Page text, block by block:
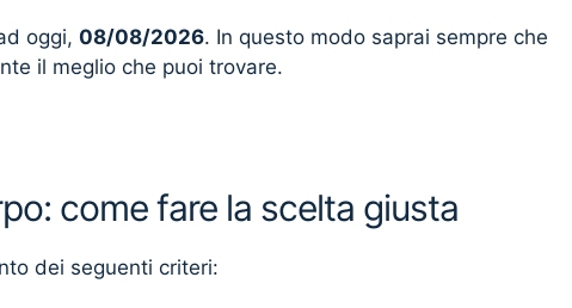
oggi, 08/08/2026. In questo modo saprai sempre che
il meglio che puoi trovare.
come fare la scelta giusta
dei seguenti criteri: